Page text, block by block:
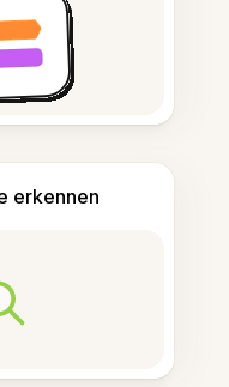
erkennen